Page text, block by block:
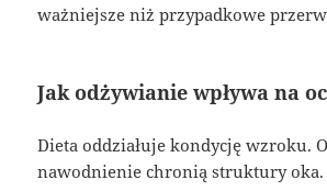
ważniejsze niż przypadkowe
Jak odżywianie wpływa na
Dieta oddziałuje kondycję wzroku.
nawodnienie chronią struktury oka.